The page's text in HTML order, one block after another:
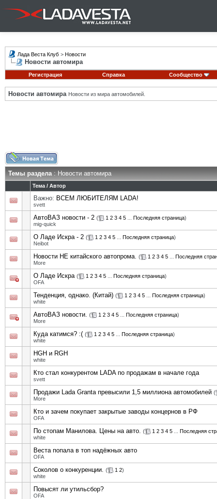
Лада Веста Клуб > Новости
Новости автомира
Регистрация Справка Сообщество
Новости автомира Новости из мира автомобилей.
Темы раздела: Новости автомира
Тема / Автор
Важно: ВСЕМ ЛЮБИТЕЛЯМ LADA!
svett
АвтоВАЗ новости - 2 ( 1 2 3 4 5 Последняя страница)
mig-quick
О Ладе Искра - 2 ( 1 2 3 4 5 Последняя страница)
Neibot
Новости НЕ китайского автопрома. ( 1 2 3 4 5
Последняя
More
О Ладе Искра ( 1 2 3 4 5 Последняя страница)
OFA
Тенденция, однако. (Китай) ( 1 2 3 4 5 Последняя страница)
white
АвтоВАЗ новости. ( 1 2 3 4 5 Последняя страница)
More
Куда катимся? :( ( 1 2 3 4 5 Последняя страница)
white
HGH и RGH
white
Кто стал конкурентом LADA по продажам в начале года
svett
Продажи Lada Granta превысили 1,5 миллиона автомобилей (
More
Кто и зачем покупает закрытые заводы концернов в РФ
OFA
По стопам Манилова. Цены на авто. ( 1 2 3 4 5
Последняя
white
Веста попала в топ надёжных авто
OFA
Соколов о конкуренции. ( 1 2)
white
Повысят ли утильсбор?
OFA